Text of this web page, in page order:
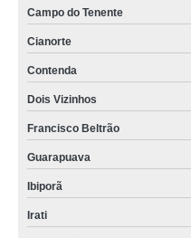
Campo do Tenente
Cianorte
Contenda
Dois Vizinhos
Francisco Beltrão
Guarapuava
Ibiporã
Irati